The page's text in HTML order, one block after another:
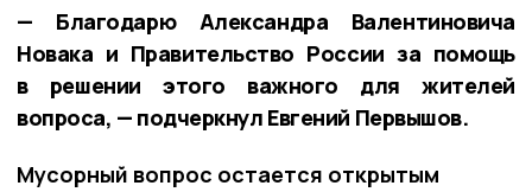
— Благодарю Александра Валентиновича
Новака и Правительство России за помощь
в решении этого важного для жителей
вопроса, — подчеркнул Евгений Первышов.
Мусорный вопрос остается открытым